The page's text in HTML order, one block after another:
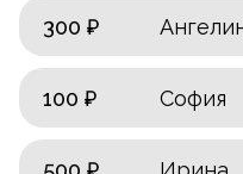
300 ₽
100 ₽ София